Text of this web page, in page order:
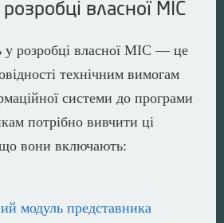
власної МІС
у розробці власної МІС — це
технічним вимогам
системи до програми
потрібно вивчити ці
вони включають:
модуль представника